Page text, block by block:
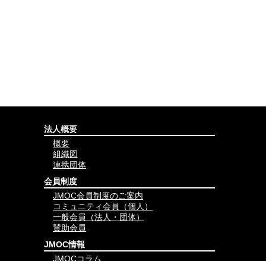
法人概要
概要
組織図
連携団体
会員制度
JMOC会員制度のご案内
コミュニティ会員（個人）
一般会員（法人・団体）
賛助会員
JMOC情報
JMOCコラム